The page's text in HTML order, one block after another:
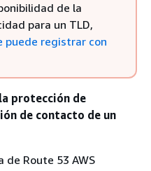
de la
para un TLD,
puede registrar con
protección de
de contacto de un
de Route 53 AWS